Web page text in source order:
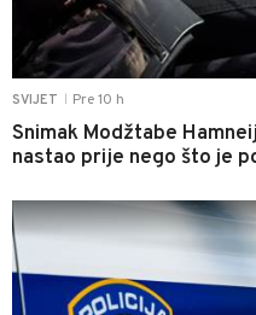
SVIJET Pre 10 h
Snimak Modžtabe
nastao prije nego što je